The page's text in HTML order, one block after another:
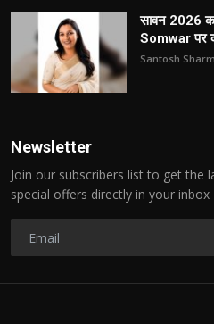
सावन 2026
Somwar पर
Santosh
Newsletter
Join our subscribers list to get the
special offers directly in your inbox